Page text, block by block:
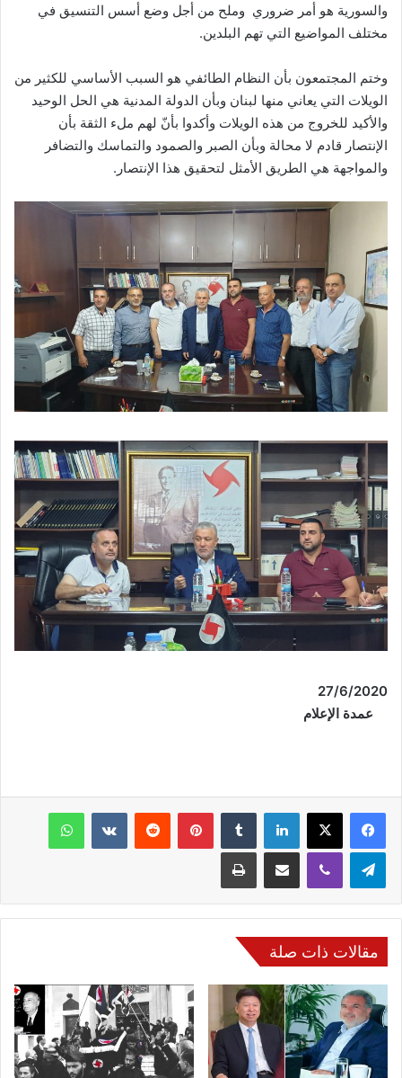
والسورية هو أمر ضروري وملح من أجل وضع أسس التنسيق في
مختلف المواضيع التي تهم البلدين.
وختم المجتمعون بأن النظام الطائفي هو السبب الأساسي للكثير من
الويلات التي يعاني منها لبنان وبأن الدولة المدنية هي الحل الوحيد
والأكيد للخروج من هذه الويلات وأكدوا بأنّ لهم ملء الثقة بأن
الإنتصار قادم لا محالة وبأن الصبر والصمود والتماسك والتضافر
والمواجهة هي الطريق الأمثل لتحقيق هذا الإنتصار.
27/6/2020
عمدة الإعلام
فيسبوك لينكدإن بينتيريست
مقالات ذات صلة